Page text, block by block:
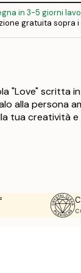
in 3-5 giorni
gratuita sopra
"Love" scritta
alla persona
tua creatività